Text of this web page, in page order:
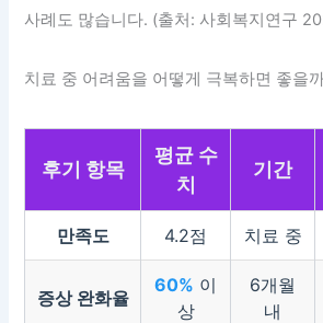
사례도 많습니다. (출처: 사회복지연구
치료 중 어려움을 어떻게 극복하면 좋을
후기 항목
평균 수
치
기간
만족도 4.2점 치료 중
증상 완화율
60% 이
상
6개월
내